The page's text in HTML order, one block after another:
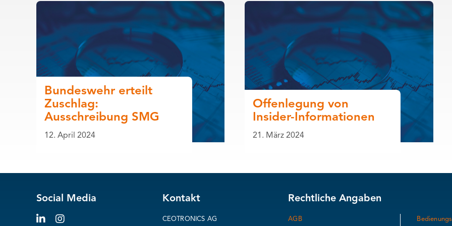
Bundeswehr erteilt
Zuschlag:
Ausschreibung SMG
12. April 2024
Offenlegung von
Insider-Informationen
21. März 2024
Social Media Kontakt
CEOTRONICS AG
Rechtliche Angaben
AGB